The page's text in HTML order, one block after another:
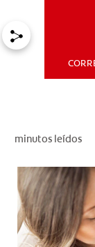
minutos leídos